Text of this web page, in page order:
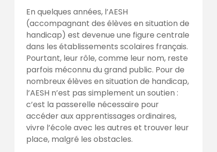
En quelques années, l’AESH
(accompagnant des élèves en situation de
handicap) est devenue une figure centrale
dans les établissements scolaires français.
Pourtant, leur rôle, comme leur nom, reste
parfois méconnu du grand public. Pour de
nombreux élèves en situation de handicap,
l’AESH n’est pas simplement un soutien :
c’est la passerelle nécessaire pour
accéder aux apprentissages ordinaires,
vivre l’école avec les autres et trouver leur
place, malgré les obstacles.